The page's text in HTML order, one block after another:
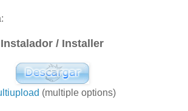
Instalador / Installer
(multiple options)